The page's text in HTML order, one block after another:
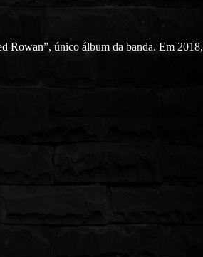
Rowan”, único álbum da banda. Em